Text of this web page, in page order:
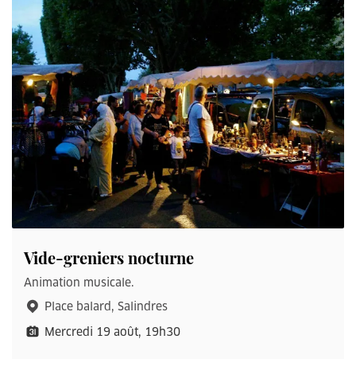
Vide-greniers nocturne
Animation musicale.
Place balard, Salindres
Mercredi 19 août, 19h30